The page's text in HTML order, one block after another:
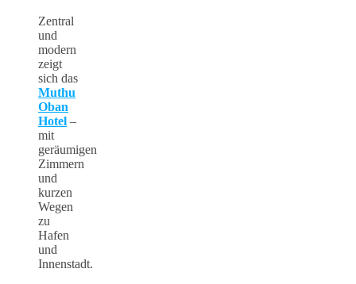
Zentral
und
modern
zeigt
sich das
Muthu
Oban
Hotel –
mit
geräumigen
Zimmern
und
kurzen
Wegen
zu
Hafen
und
Innenstadt.